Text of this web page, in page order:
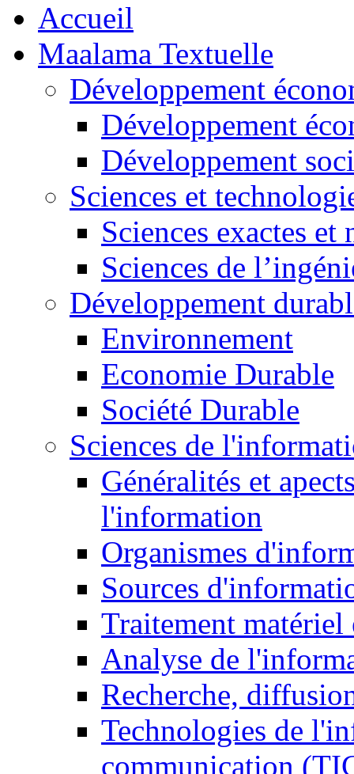
Accueil
Maalama Textuelle
Développement
Développement
Développement
Sciences et
Sciences exactes et
Sciences de
Développement
Environnement
Economie Durable
Société Durable
Sciences de
Généralités et
l'information
Organismes
Sources
Traitement matériel
Analyse de
Recherche,
Technologies de
communication